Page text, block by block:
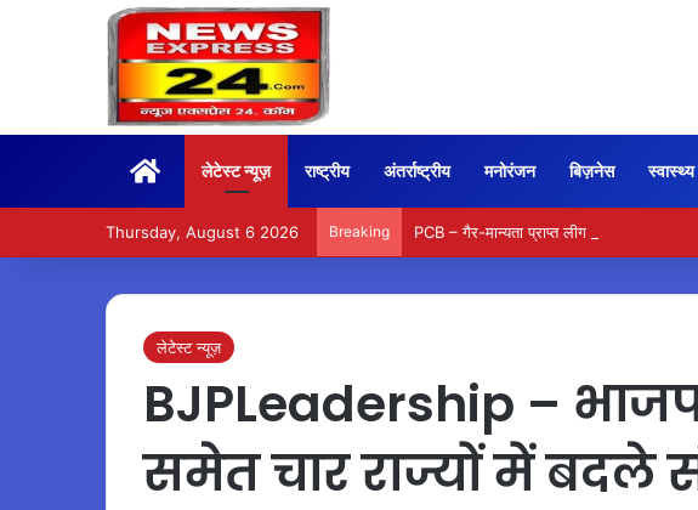
Homeलेटेस्ट न्यूज़ राष्ट्रीय अंतर्राष्ट्रीय मनोरंजन बिज़नेस स्वास्थ्य
Thursday, August 6 2026 Breaking PCB – गैर-मान्यता प्राप्त लीग खेलने पर पूर्व
लेटेस्ट न्यूज़
BJPLeadership –
समेत चार राज्यों में